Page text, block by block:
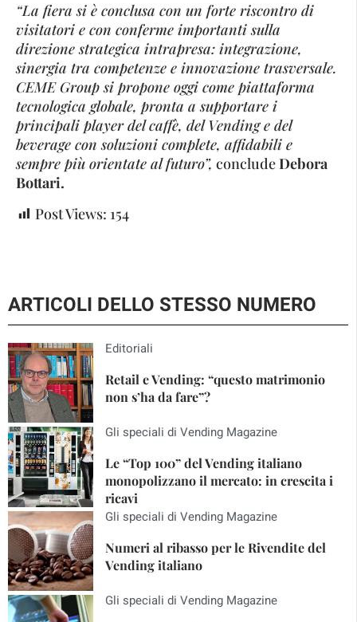
“La fiera si è conclusa con un forte riscontro di
visitatori e con conferme importanti sulla
direzione strategica intrapresa: integrazione,
sinergia tra competenze e innovazione trasversale.
CEME Group si propone oggi come piattaforma
tecnologica globale, pronta a supportare i
principali player del caffè, del Vending e del
beverage con soluzioni complete, affidabili e
sempre più orientate al futuro”, concludeDebora
Bottari.
Post Views: 154
ARTICOLI DELLO STESSO NUMERO
Editoriali
Retail e Vending: “questo matrimonio
non s’ha da fare”?
Gli speciali di Vending Magazine
Le “Top 100” del Vending italiano
monopolizzano il mercato: in crescita i
ricavi
Gli speciali di Vending Magazine
Numeri al ribasso per le Rivendite del
Vending italiano
Gli speciali di Vending Magazine